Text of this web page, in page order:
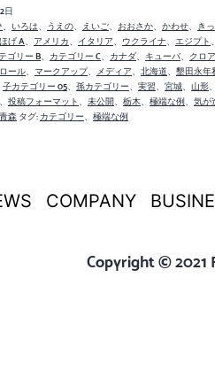
日
、 いろは、 うえの、 えいご、 おおさか、 かわせ、 き
ほげ A、 アメリカ、 イタリア、 ウクライナ、 エジプト 、
ゴリー B、 カテゴリー C、 カナダ、 キューバ、 クロ
ール、 マークアップ、 メディア、 北海道、 墾田永年
子カテゴリー 05、 孫カテゴリー、 実習、 宮城、 山形、
、 投稿フォーマット 、 未公開、 栃木、 極端な例、 気が
青森 タグ: カテゴリー、 極端な例
COMPANY
Copyright © 2021